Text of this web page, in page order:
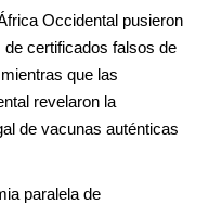
Occidental pusieron
certificados falsos de
que las
revelaron la
de vacunas auténticas
paralela de